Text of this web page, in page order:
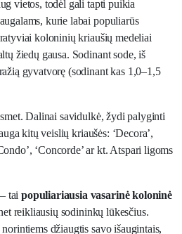
vietos, todėl gali tapti puikia
kurie labai populiarūs
koloninių kriaušių medeliai
žiedų gausa. Sodinant sode, iš
gyvatvorę (sodinant kas 1,0–1,5
Dalinai savidulkė, žydi palyginti
kitų veislių kriaušės: ‘Decora’,
‘Concorde’ ar kt. Atspari ligoms
– taipopuliariausia vasarinė koloninė
reikliausių sodininkų lūkesčius.
džiaugtis savo išaugintais,